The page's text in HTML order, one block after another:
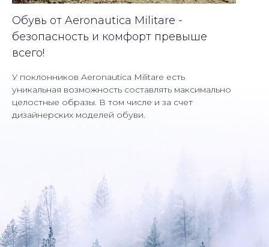
Обувь от Aeronautica Militare -
безопасность и комфорт превыше
всего!
У поклонников Aeronautica Militare есть
уникальная возможность составлять максимально
целостные образы. В том числе и за счет
дизайнерских моделей обуви.